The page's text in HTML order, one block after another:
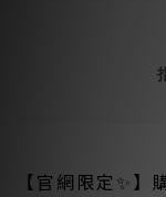
【官網限定✨